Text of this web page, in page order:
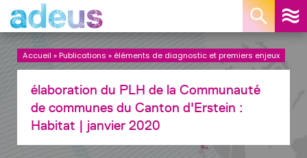
Accueil »Publications » éléments de diagnostic et premiers enjeux
élaboration du PLH de la Communauté
de communes du Canton d'Erstein :
Habitat | janvier 2020
Panneau de gestion des cookies